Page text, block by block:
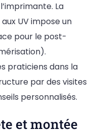
La
UV impose un
pour le post-
praticiens dans la
par des visites
personnalisés.
et montée